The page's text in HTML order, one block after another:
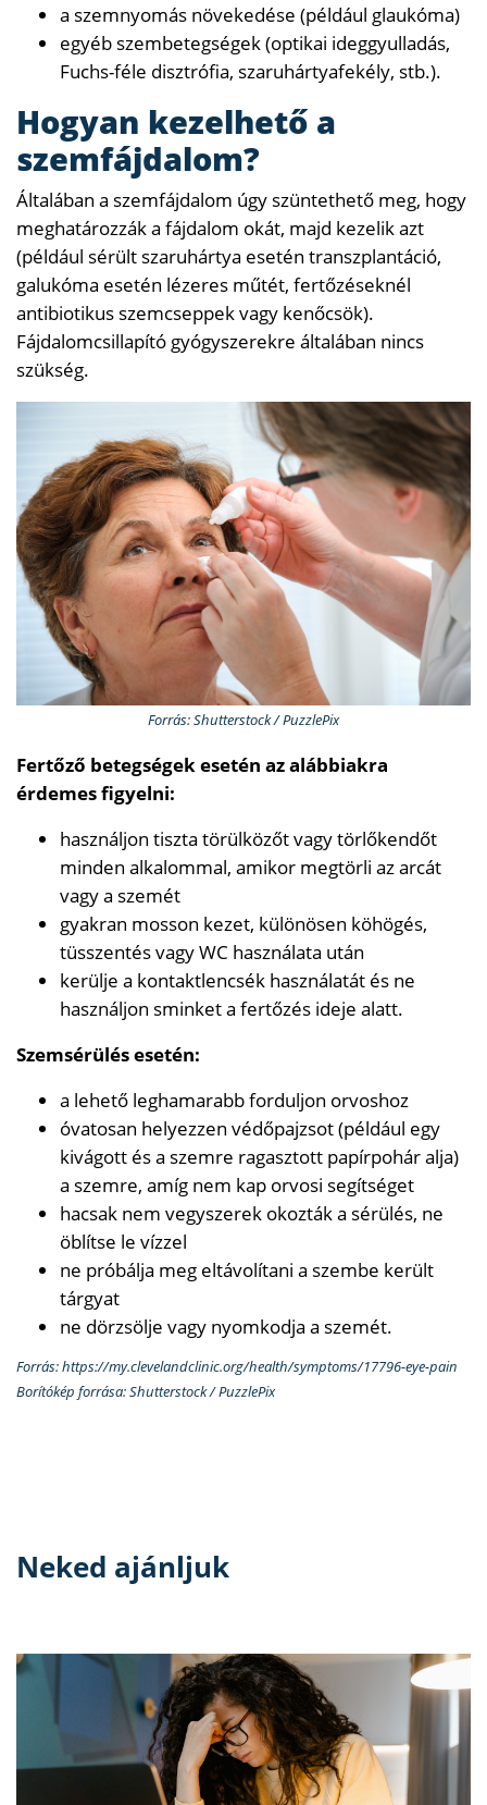
a szemnyomás növekedése (például glaukóma)
egyéb szembetegségek (optikai ideggyulladás,
Fuchs-féle disztrófia, szaruhártyafekély, stb.).
Hogyan kezelhető a
szemfájdalom?
Általában a szemfájdalom úgy szüntethető meg, hogy
meghatározzák a fájdalom okát, majd kezelik azt
(például sérült szaruhártya esetén transzplantáció,
galukóma esetén lézeres műtét, fertőzéseknél
antibiotikus szemcseppek vagy kenőcsök).
Fájdalomcsillapító gyógyszerekre általában nincs
szükség.
Forrás: Shutterstock / PuzzlePix
Fertőző betegségek esetén az alábbiakra
érdemes figyelni:
használjon tiszta törülközőt vagy törlőkendőt
minden alkalommal, amikor megtörli az arcát
vagy a szemét
gyakran mosson kezet, különösen köhögés,
tüsszentés vagy WC használata után
kerülje a kontaktlencsék használatát és ne
használjon sminket a fertőzés ideje alatt.
Szemsérülés esetén:
a lehető leghamarabb forduljon orvoshoz
óvatosan helyezzen védőpajzsot (például egy
kivágott és a szemre ragasztott papírpohár alja)
a szemre, amíg nem kap orvosi segítséget
hacsak nem vegyszerek okozták a sérülés, ne
öblítse le vízzel
ne próbálja meg eltávolítani a szembe került
tárgyat
ne dörzsölje vagy nyomkodja a szemét.
Forrás: https://my.clevelandclinic.org/health/symptoms/17796-eye-pain
Borítókép forrása: Shutterstock / PuzzlePix
Neked ajánljuk